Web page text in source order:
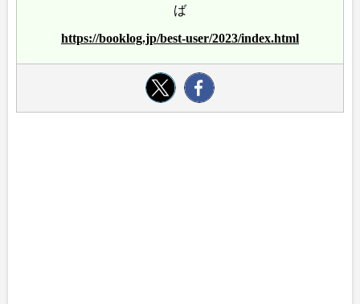
ば
https://booklog.jp/best-user/2023/index.html